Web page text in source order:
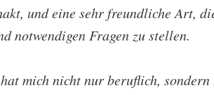
und eine sehr freundliche Art,
notwendigen Fragen zu stellen.
mich nicht nur beruflich, sondern